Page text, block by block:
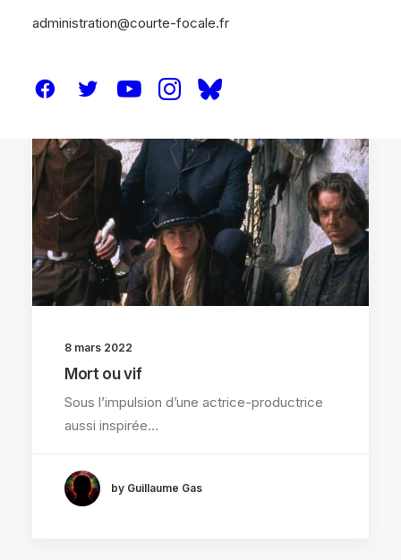
administration@courte-focale.fr
8 mars 2022
Mort ou vif
Sous l’impulsion d’une actrice-productrice
aussi inspirée…
by Guillaume Gas